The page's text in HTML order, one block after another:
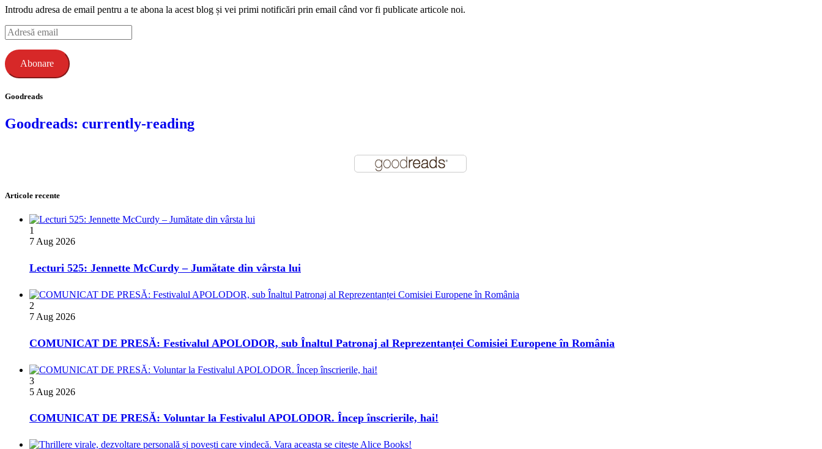
Introdu adresa de email pentru a te abona la acest blog și vei primi notificări prin email când vor fi publicate articole noi.
Adresă
email
Abonare
Goodreads
Goodreads: currently-reading
Articole recente
1
7 Aug 2026
Lecturi 525: Jennette McCurdy – Jumătate din vârsta lui
2
7 Aug 2026
COMUNICAT DE PRESĂ: Festivalul APOLODOR, sub Înaltul Patronaj al Reprezentanței Comisiei Europene în România
3
5 Aug 2026
COMUNICAT DE PRESĂ: Voluntar la Festivalul APOLODOR. Încep înscrierile, hai!